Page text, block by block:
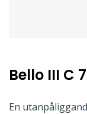
Bello III C
En